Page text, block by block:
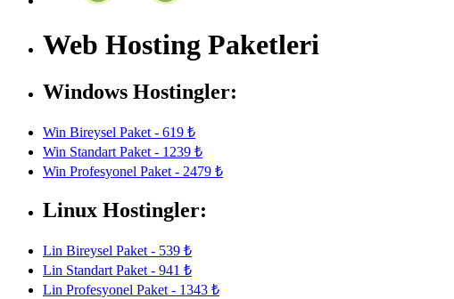
Web Hosting Paketleri
Windows Hostingler:
Win Bireysel Paket - 619 ₺
Win Standart Paket - 1239 ₺
Win Profesyonel Paket - 2479 ₺
Linux Hostingler:
Lin Bireysel Paket - 539 ₺
Lin Standart Paket - 941 ₺
Lin Profesyonel Paket - 1343 ₺